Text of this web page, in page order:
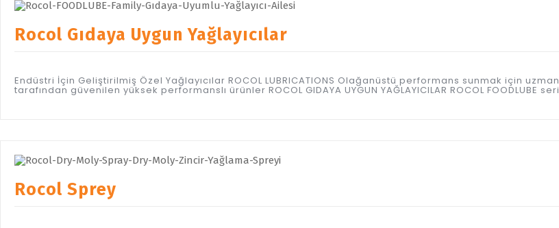
Rocol Gıdaya Uygun Yağlayıcılar
Endüstri İçin Geliştirilmiş Özel Yağlayıcılar ROCOL LUBRICATIONS Olağanüstü performans sunmak için
tarafından güvenilen yüksek performanslı ürünler ROCOL GIDAYA UYGUN YAĞLAYICILAR ROCOL
Rocol Sprey